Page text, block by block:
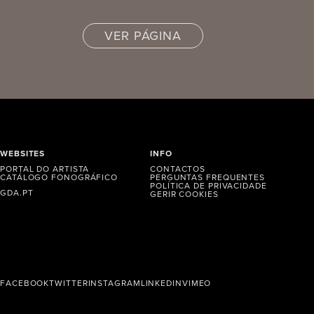
VER PÁGINA
WEBSITES
PORTAL DO ARTISTA
CATÁLOGO FONOGRÁFICO
GDA.PT
INFO
CONTACTOS
PERGUNTAS FREQUENTES
POLÍTICA DE PRIVACIDADE
GERIR COOKIES
FACEBOOKTWITTERINSTAGRAMLINKEDINVIMEO